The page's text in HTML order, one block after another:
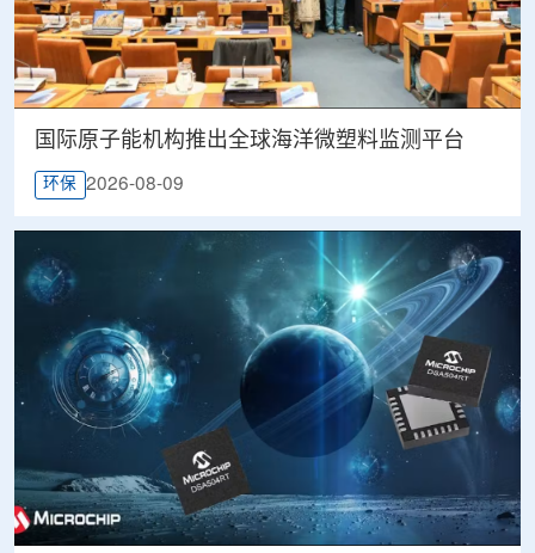
国际原子能机构推出全球海洋微塑料监测平台
环保 2026-08-09